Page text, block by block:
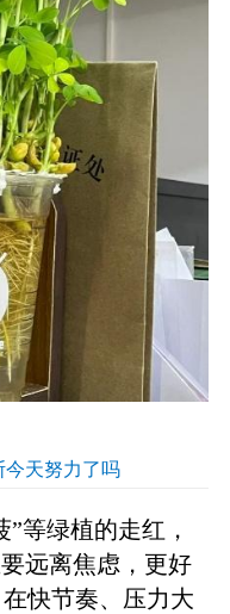
今天努力了吗
等绿植的走红，
远离焦虑，更好
快节奏、压力大